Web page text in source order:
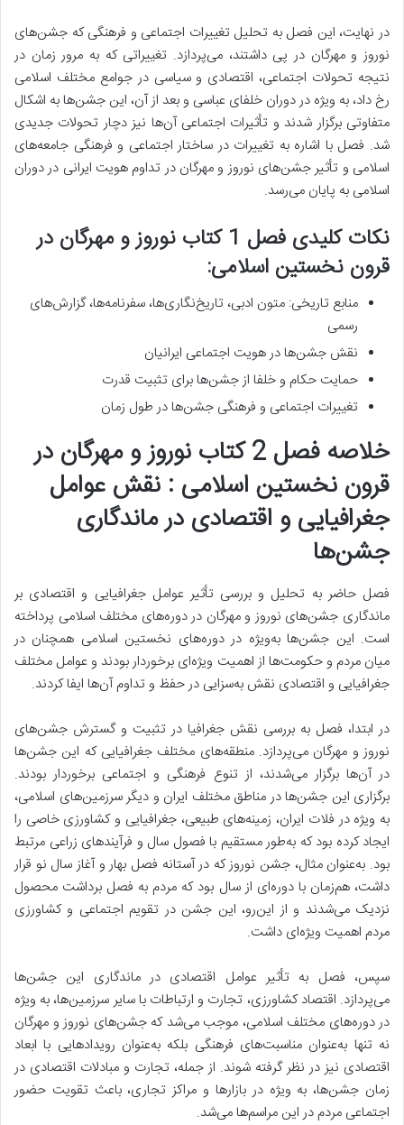
در نهایت، این فصل به تحلیل تغییرات اجتماعی و فرهنگی که جشن‌های
نوروز و مهرگان در پی داشتند، می‌پردازد. تغییراتی که به مرور زمان در
نتیجه تحولات اجتماعی، اقتصادی و سیاسی در جوامع مختلف اسلامی
رخ داد، به ویژه در دوران خلفای عباسی و بعد از آن، این جشن‌ها به اشکال
متفاوتی برگزار شدند و تأثیرات اجتماعی آن‌ها نیز دچار تحولات جدیدی
شد. فصل با اشاره به تغییرات در ساختار اجتماعی و فرهنگی جامعه‌های
اسلامی و تأثیر جشن‌های نوروز و مهرگان در تداوم هویت ایرانی در دوران
اسلامی به پایان می‌رسد.
نکات کلیدی فصل 1 کتاب نوروز و مهرگان در
قرون نخستین اسلامی:
منابع تاریخی: متون ادبی، تاریخ‌نگاری‌ها، سفرنامه‌ها، گزارش‌های
رسمی
نقش جشن‌ها در هویت اجتماعی ایرانیان
حمایت حکام و خلفا از جشن‌ها برای تثبیت قدرت
تغییرات اجتماعی و فرهنگی جشن‌ها در طول زمان
خلاصه فصل 2 کتاب نوروز و مهرگان در
قرون نخستین اسلامی : نقش عوامل
جغرافیایی و اقتصادی در ماندگاری
جشن‌ها
فصل حاضر به تحلیل و بررسی تأثیر عوامل جغرافیایی و اقتصادی بر
ماندگاری جشن‌های نوروز و مهرگان در دوره‌های مختلف اسلامی پرداخته
است. این جشن‌ها به‌ویژه در دوره‌های نخستین اسلامی همچنان در
میان مردم و حکومت‌ها از اهمیت ویژه‌ای برخوردار بودند و عوامل مختلف
جغرافیایی و اقتصادی نقش به‌سزایی در حفظ و تداوم آن‌ها ایفا کردند.
در ابتدا، فصل به بررسی نقش جغرافیا در تثبیت و گسترش جشن‌های
نوروز و مهرگان می‌پردازد. منطقه‌های مختلف جغرافیایی که این جشن‌ها
در آن‌ها برگزار می‌شدند، از تنوع فرهنگی و اجتماعی برخوردار بودند.
برگزاری این جشن‌ها در مناطق مختلف ایران و دیگر سرزمین‌های اسلامی،
به ویژه در فلات ایران، زمینه‌های طبیعی، جغرافیایی و کشاورزی خاصی را
ایجاد کرده بود که به‌طور مستقیم با فصول سال و فرآیندهای زراعی مرتبط
بود. به‌عنوان مثال، جشن نوروز که در آستانه فصل بهار و آغاز سال نو قرار
داشت، هم‌زمان با دوره‌ای از سال بود که مردم به فصل برداشت محصول
نزدیک می‌شدند و از این‌رو، این جشن در تقویم اجتماعی و کشاورزی
مردم اهمیت ویژه‌ای داشت.
سپس، فصل به تأثیر عوامل اقتصادی در ماندگاری این جشن‌ها
می‌پردازد. اقتصاد کشاورزی، تجارت و ارتباطات با سایر سرزمین‌ها، به ویژه
در دوره‌های مختلف اسلامی، موجب می‌شد که جشن‌های نوروز و مهرگان
نه تنها به‌عنوان مناسبت‌های فرهنگی بلکه به‌عنوان رویدادهایی با ابعاد
اقتصادی نیز در نظر گرفته شوند. از جمله، تجارت و مبادلات اقتصادی در
زمان جشن‌ها، به ویژه در بازارها و مراکز تجاری، باعث تقویت حضور
اجتماعی مردم در این مراسم‌ها می‌شد.